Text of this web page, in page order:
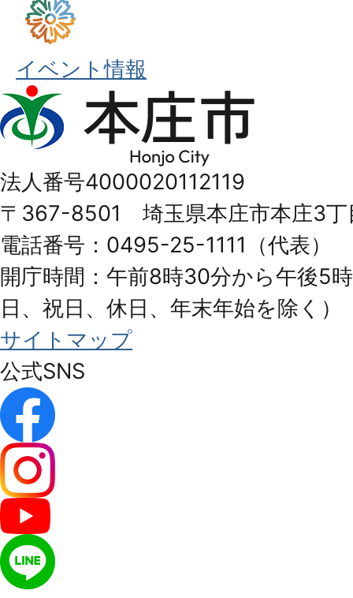
イベント情報
本
庄
Honjo
City
法人番号4000020112119
〒367-8501 埼玉県本庄市本庄3丁
電話番号：0495-25-1111（代表）
開庁時間：午前8時30分から午後5
日、祝日、休日、年末年始を除く）
サイトマップ
公式SNS